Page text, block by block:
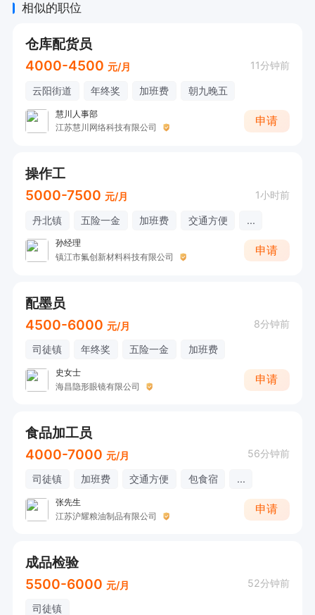
相似的职位
仓库配货员
4000-4500 元/月 11分钟前
云阳街道 年终奖 加班费 朝九晚五
慧川人事部
江苏慧川网络科技有限公司
申请
操作工
5000-7500 元/月 1小时前
丹北镇 五险一金 加班费 交通方便 ...
孙经理
镇江市氟创新材料科技有限公司
申请
配墨员
4500-6000 元/月 8分钟前
司徒镇 年终奖 五险一金 加班费
史女士
海昌隐形眼镜有限公司
申请
食品加工员
4000-7000 元/月 56分钟前
司徒镇 加班费 交通方便 包食宿 ...
张先生
江苏沪耀粮油制品有限公司
申请
成品检验
5500-6000 元/月 52分钟前
司徒镇